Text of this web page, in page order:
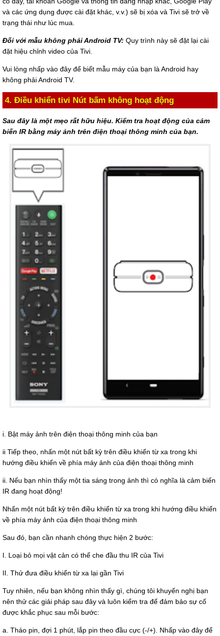
và các ứng dụng được cài đặt khác, v.v.) sẽ bị xóa và Tivi sẽ trở về
trạng thái như lúc mua.
Đối với mẫu không phải Android TV: Quy trình này sẽ đặt lại cài
đặt hiệu chỉnh video của Tivi.
Vui lòng nhấp vào đây để biết mẫu máy của bạn là Android hay
không phải Android TV.
4. Điều khiển tivi Nút bấm không hoạt động
Sau đây là một mẹo rất hữu hiệu. Kiểm tra hoạt động của cảm
biến IR bằng máy ảnh trên điện thoại thông minh của bạn.
i. Bật máy ảnh trên điện thoại thông minh của bạn
ii Tiếp theo, nhấn một nút bất kỳ trên điều khiển từ xa trong khi
hướng điều khiển về phía máy ảnh của điện thoại thông minh
ii. Nếu bạn nhìn thấy một tia sáng trong ảnh thì có nghĩa là cảm biến
IR đang hoạt động!
Nhấn một nút bất kỳ trên điều khiển từ xa trong khi hướng điều khiển
về phía máy ảnh của điện thoại thông minh
Sau đó, bạn cần nhanh chóng thực hiện 2 bước:
I. Loại bỏ mọi vật cản có thể che đầu thu IR của Tivi
II. Thử đưa điều khiển từ xa lại gần Tivi
Tuy nhiên, nếu bạn không nhìn thấy gì, chúng tôi khuyến nghị bạn
nên thử các giải pháp sau đây và luôn kiểm tra để đảm bảo sự cố
được khắc phục sau mỗi bước:
a. Tháo pin, đợi 1 phút, lắp pin theo đầu cực (-/+). Nhấp vào đây để